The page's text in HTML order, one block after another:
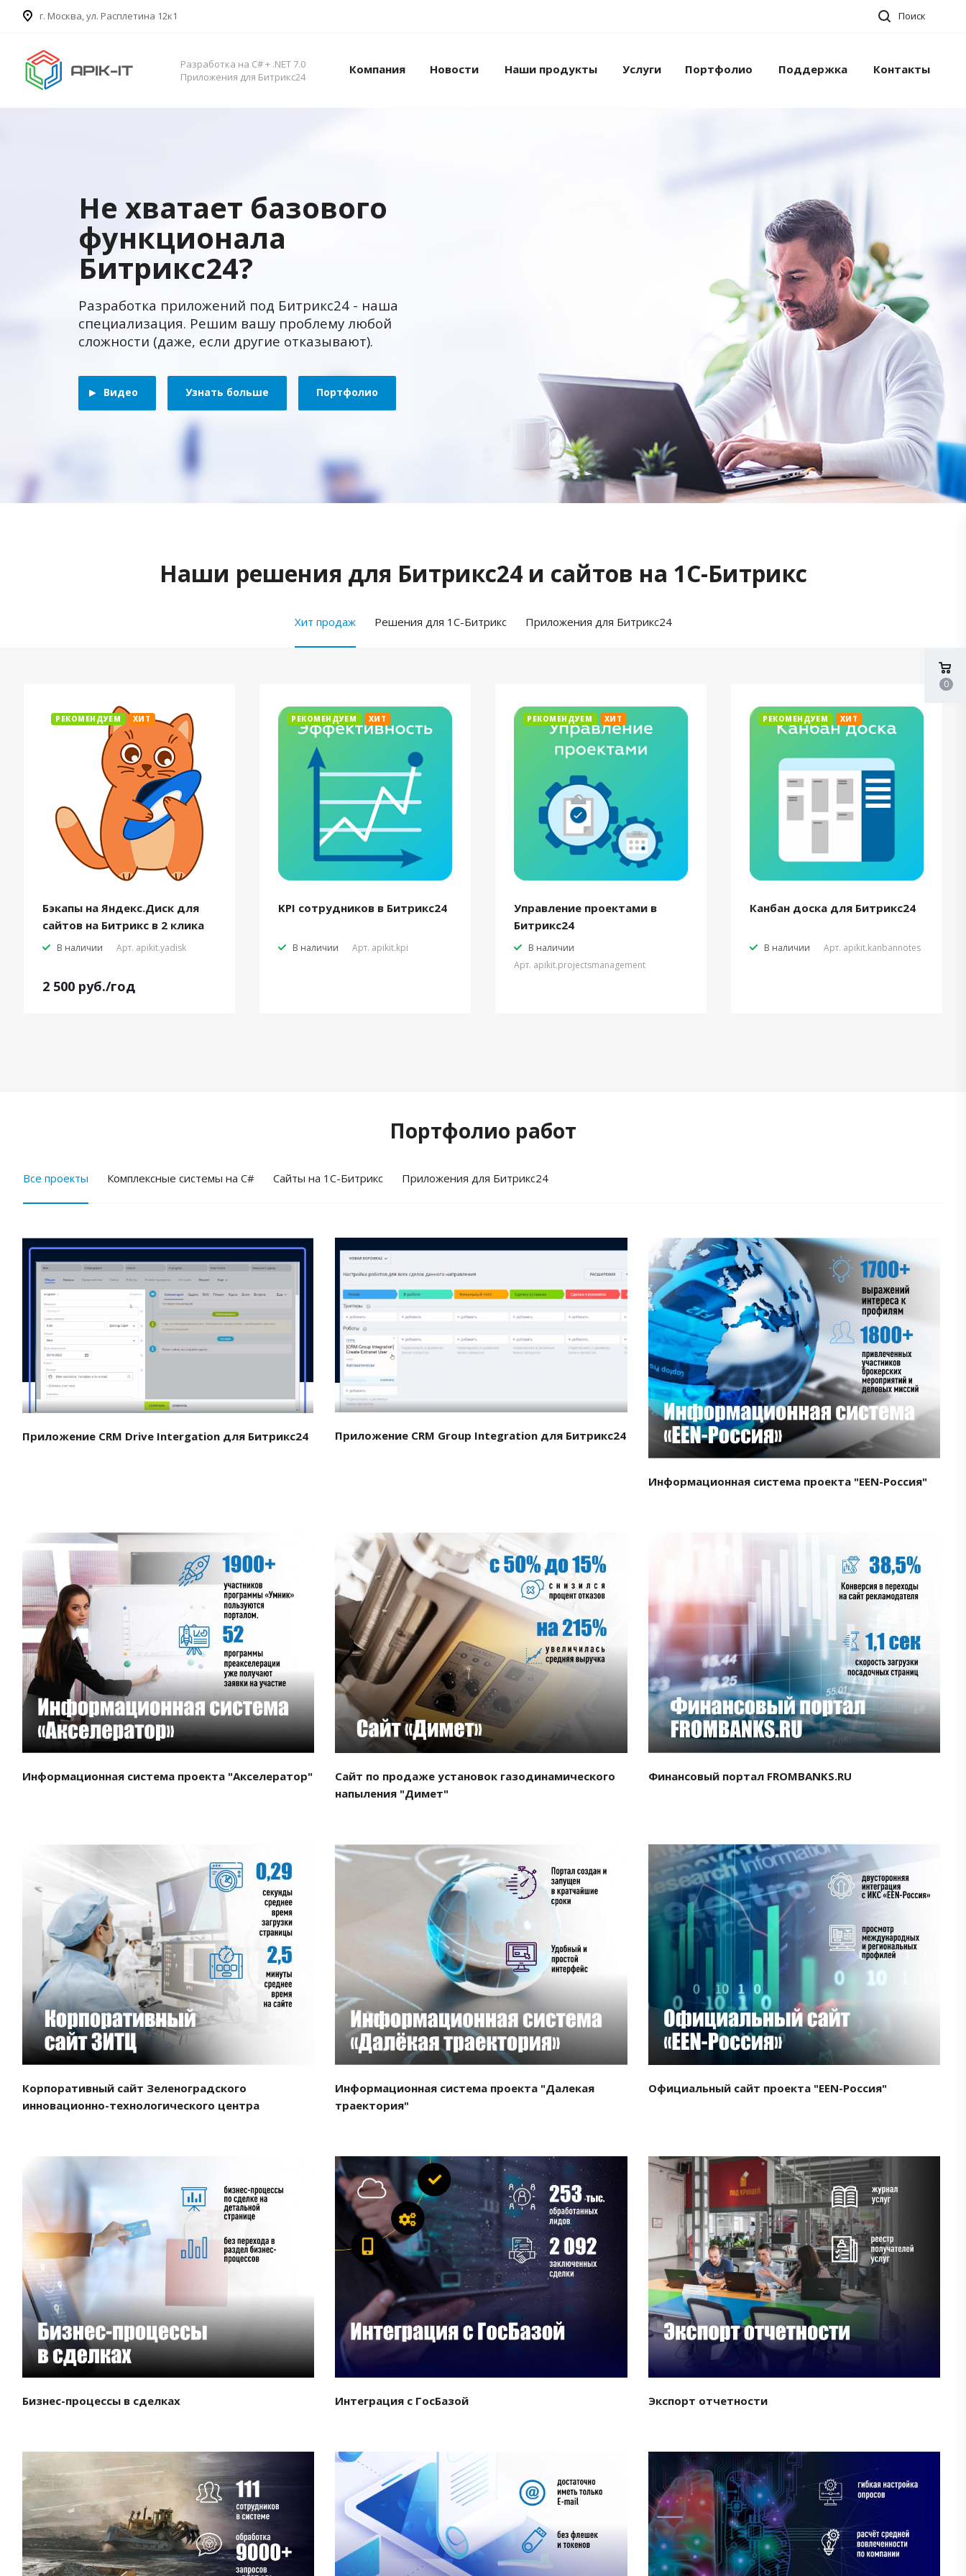
​г. Москва, ул. Расплетина 12к1 Поиск
Разработка на C# + .NET 7.0
Приложения для Битрикс24
Компания Новости Наши продукты Услуги Портфолио Поддержка Контакты
Не хватает базового
функционала
Битрикс24?
Разработка приложений под Битрикс24 - наша
специализация. Решим вашу проблему любой
сложности (даже, если другие отказывают).
Видео Узнать больше Портфолио
Наши решения для Битрикс24 и сайтов на 1С-Битрикс
Хит продаж Решения для 1С-Битрикс Приложения для Битрикс24
РЕКОМЕНДУЕМ ХИТ
Бэкапы на Яндекс.Диск для
сайтов на Битрикс в 2 клика
В наличии Арт. apikit.yadisk
2 500 руб./год
РЕКОМЕНДУЕМ ХИТ
KPI сотрудников в Битрикс24
В наличии Арт. apikit.kpi
РЕКОМЕНДУЕМ ХИТ
Управление проектами в
Битрикс24
В наличии
Арт. apikit.projectsmanagement
РЕКОМЕНДУЕМ ХИТ
Канбан доска для Битрикс24
В наличии Арт. apikit.kanbannotes
Портфолио работ
Все проекты Комплексные системы на C# Cайты на 1С-Битрикс Приложения для Битрикс24
Смотреть проект
Приложение CRM Drive Intergation для Битрикс24 Приложение CRM Group Integration для Битрикс24
Смотреть проект
Информационная система проекта "EEN-Россия"
Смотреть проект
Информационная система проекта "Акселератор"
Смотреть проект
Сайт по продаже установок газодинамического
напыления "Димет"
Смотреть проект
Финансовый портал FROMBANKS.RU
Смотреть проект
Корпоративный сайт Зеленоградского
инновационно-технологического центра
Смотреть проект
Информационная система проекта "Далекая
траектория"
Смотреть проект
Официальный сайт проекта "EEN-Россия"
Бизнес-процессы в сделках
Смотреть проект
Интеграция с ГосБазой
Смотреть проект
Экспорт отчетности
Смотреть проект Смотреть проект Смотреть проект
0